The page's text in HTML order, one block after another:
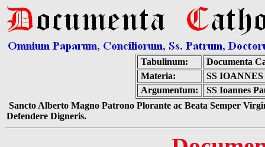
Tabulinum:
Documenta
Materia:
SS
Argumentum:
SS Ioannes
Sancto Alberto Magno Patrono Plorante ac Beata Semper
Defendere Digneris.